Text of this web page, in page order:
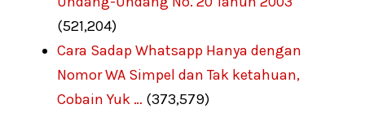
(521,204)
Cara Sadap Whatsapp Hanya dengan
Nomor WA Simpel dan Tak ketahuan,
Cobain Yuk … (373,579)